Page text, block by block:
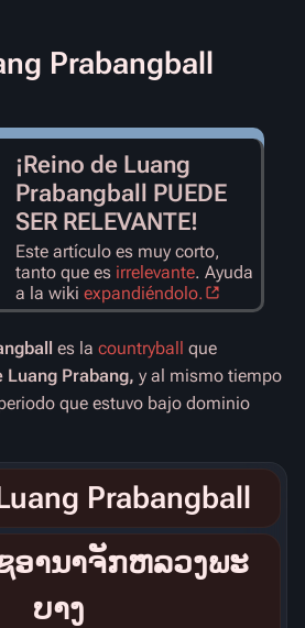
Prabangball
¡Reino de Luang
Prabangball PUEDE
SER RELEVANTE!
Este artículo es muy corto,
tanto que es irrelevante. Ayuda
a la wiki expandiéndolo.
es la countryball que
Luang Prabang, y al mismo tiempo
que estuvo bajo dominio
Prabangball
ອານາຈັກຫລວງພະ
ບາງ